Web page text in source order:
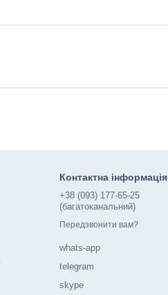
Контактна інформація
+38 (093) 177-65-25
(багатоканальний)
Передзвонити вам?
whats-app
telegram
skype